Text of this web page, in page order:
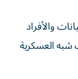
والأفراد
العسكرية